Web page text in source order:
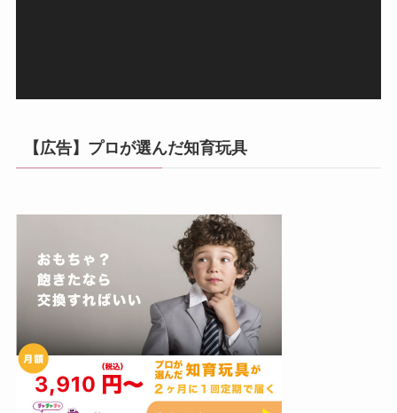
【広告】プロが選んだ知育玩具